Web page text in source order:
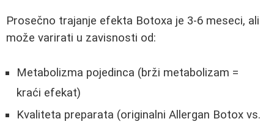
Prosečno trajanje efekta Botoxa je 3-6 meseci, ali
može varirati u zavisnosti od:
Metabolizma pojedinca (brži metabolizam =
kraći efekat)
Kvaliteta preparata (originalni Allergan Botox vs.